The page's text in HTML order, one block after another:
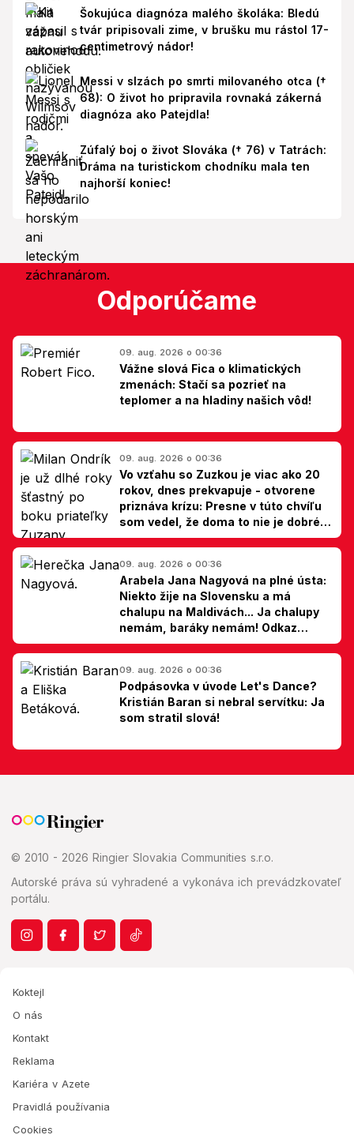
Šokujúca diagnóza malého školáka: Bledú
tvár pripisovali zime, v brušku mu rástol 17-
centimetrový nádor!
Messi v slzách po smrti milovaného otca (†
68): O život ho pripravila rovnaká zákerná
diagnóza ako Patejdla!
Zúfalý boj o život Slováka († 76) v Tatrách:
Dráma na turistickom chodníku mala ten
najhorší koniec!
Odporúčame
09. aug. 2026 o 00:36
Vážne slová Fica o klimatických
zmenách: Stačí sa pozrieť na
teplomer a na hladiny našich vôd!
09. aug. 2026 o 00:36
Vo vzťahu so Zuzkou je viac ako 20
rokov, dnes prekvapuje - otvorene
priznáva krízu: Presne v túto chvíľu
som vedel, že doma to nie je dobré,
hovorí Milan Ondrík
09. aug. 2026 o 00:36
Arabela Jana Nagyová na plné ústa:
Niekto žije na Slovensku a má
chalupu na Maldivách... Ja chalupy
nemám, baráky nemám! Odkaz
Slovákom
09. aug. 2026 o 00:36
Podpásovka v úvode Let's Dance?
Kristián Baran si nebral servítku: Ja
som stratil slová!
© 2010 - 2026 Ringier Slovakia Communities s.r.o.
Autorské práva sú vyhradené a vykonáva ich prevádzkovateľ
portálu.
Koktejl
O nás
Kontakt
Reklama
Kariéra v Azete
Pravidlá používania
Cookies